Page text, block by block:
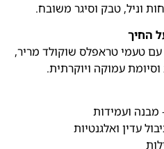
וניל, טבק וסיגר משובח.
החיך
טעמי טראפלס שוקולד מריר,
וסיומת עמוקה ויוקרתית.